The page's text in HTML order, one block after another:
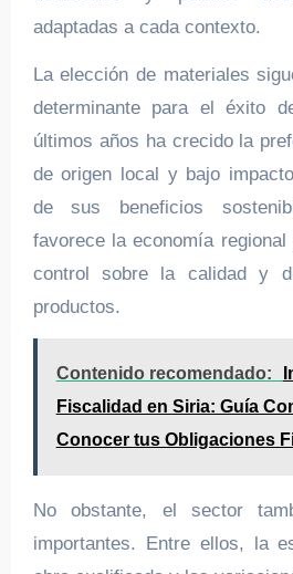
adaptadas a cada contexto.
La elección de materiales
determinante para el éxito
últimos años ha crecido la
de origen local y bajo
de sus beneficios
favorece la economía
control sobre la calidad y
productos.
Contenido recomendado:
Fiscalidad en Siria: Guía
Conocer tus Obligaciones
No obstante, el sector
importantes. Entre ellos, la